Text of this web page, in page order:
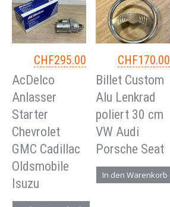
CHF295.00
AcDelco
Anlasser
Starter
Chevrolet
GMC Cadillac
Oldsmobile
Isuzu
CHF170.00
Billet Custom
Alu Lenkrad
poliert 30 cm
VW Audi
Porsche Seat
In den Warenkorb